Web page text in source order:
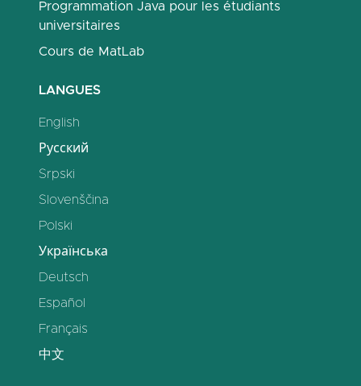
Programmation Java pour les étudiants
universitaires
Cours de MatLab
LANGUES
English
Русский
Srpski
Slovenščina
Polski
Українська
Deutsch
Español
Français
中文